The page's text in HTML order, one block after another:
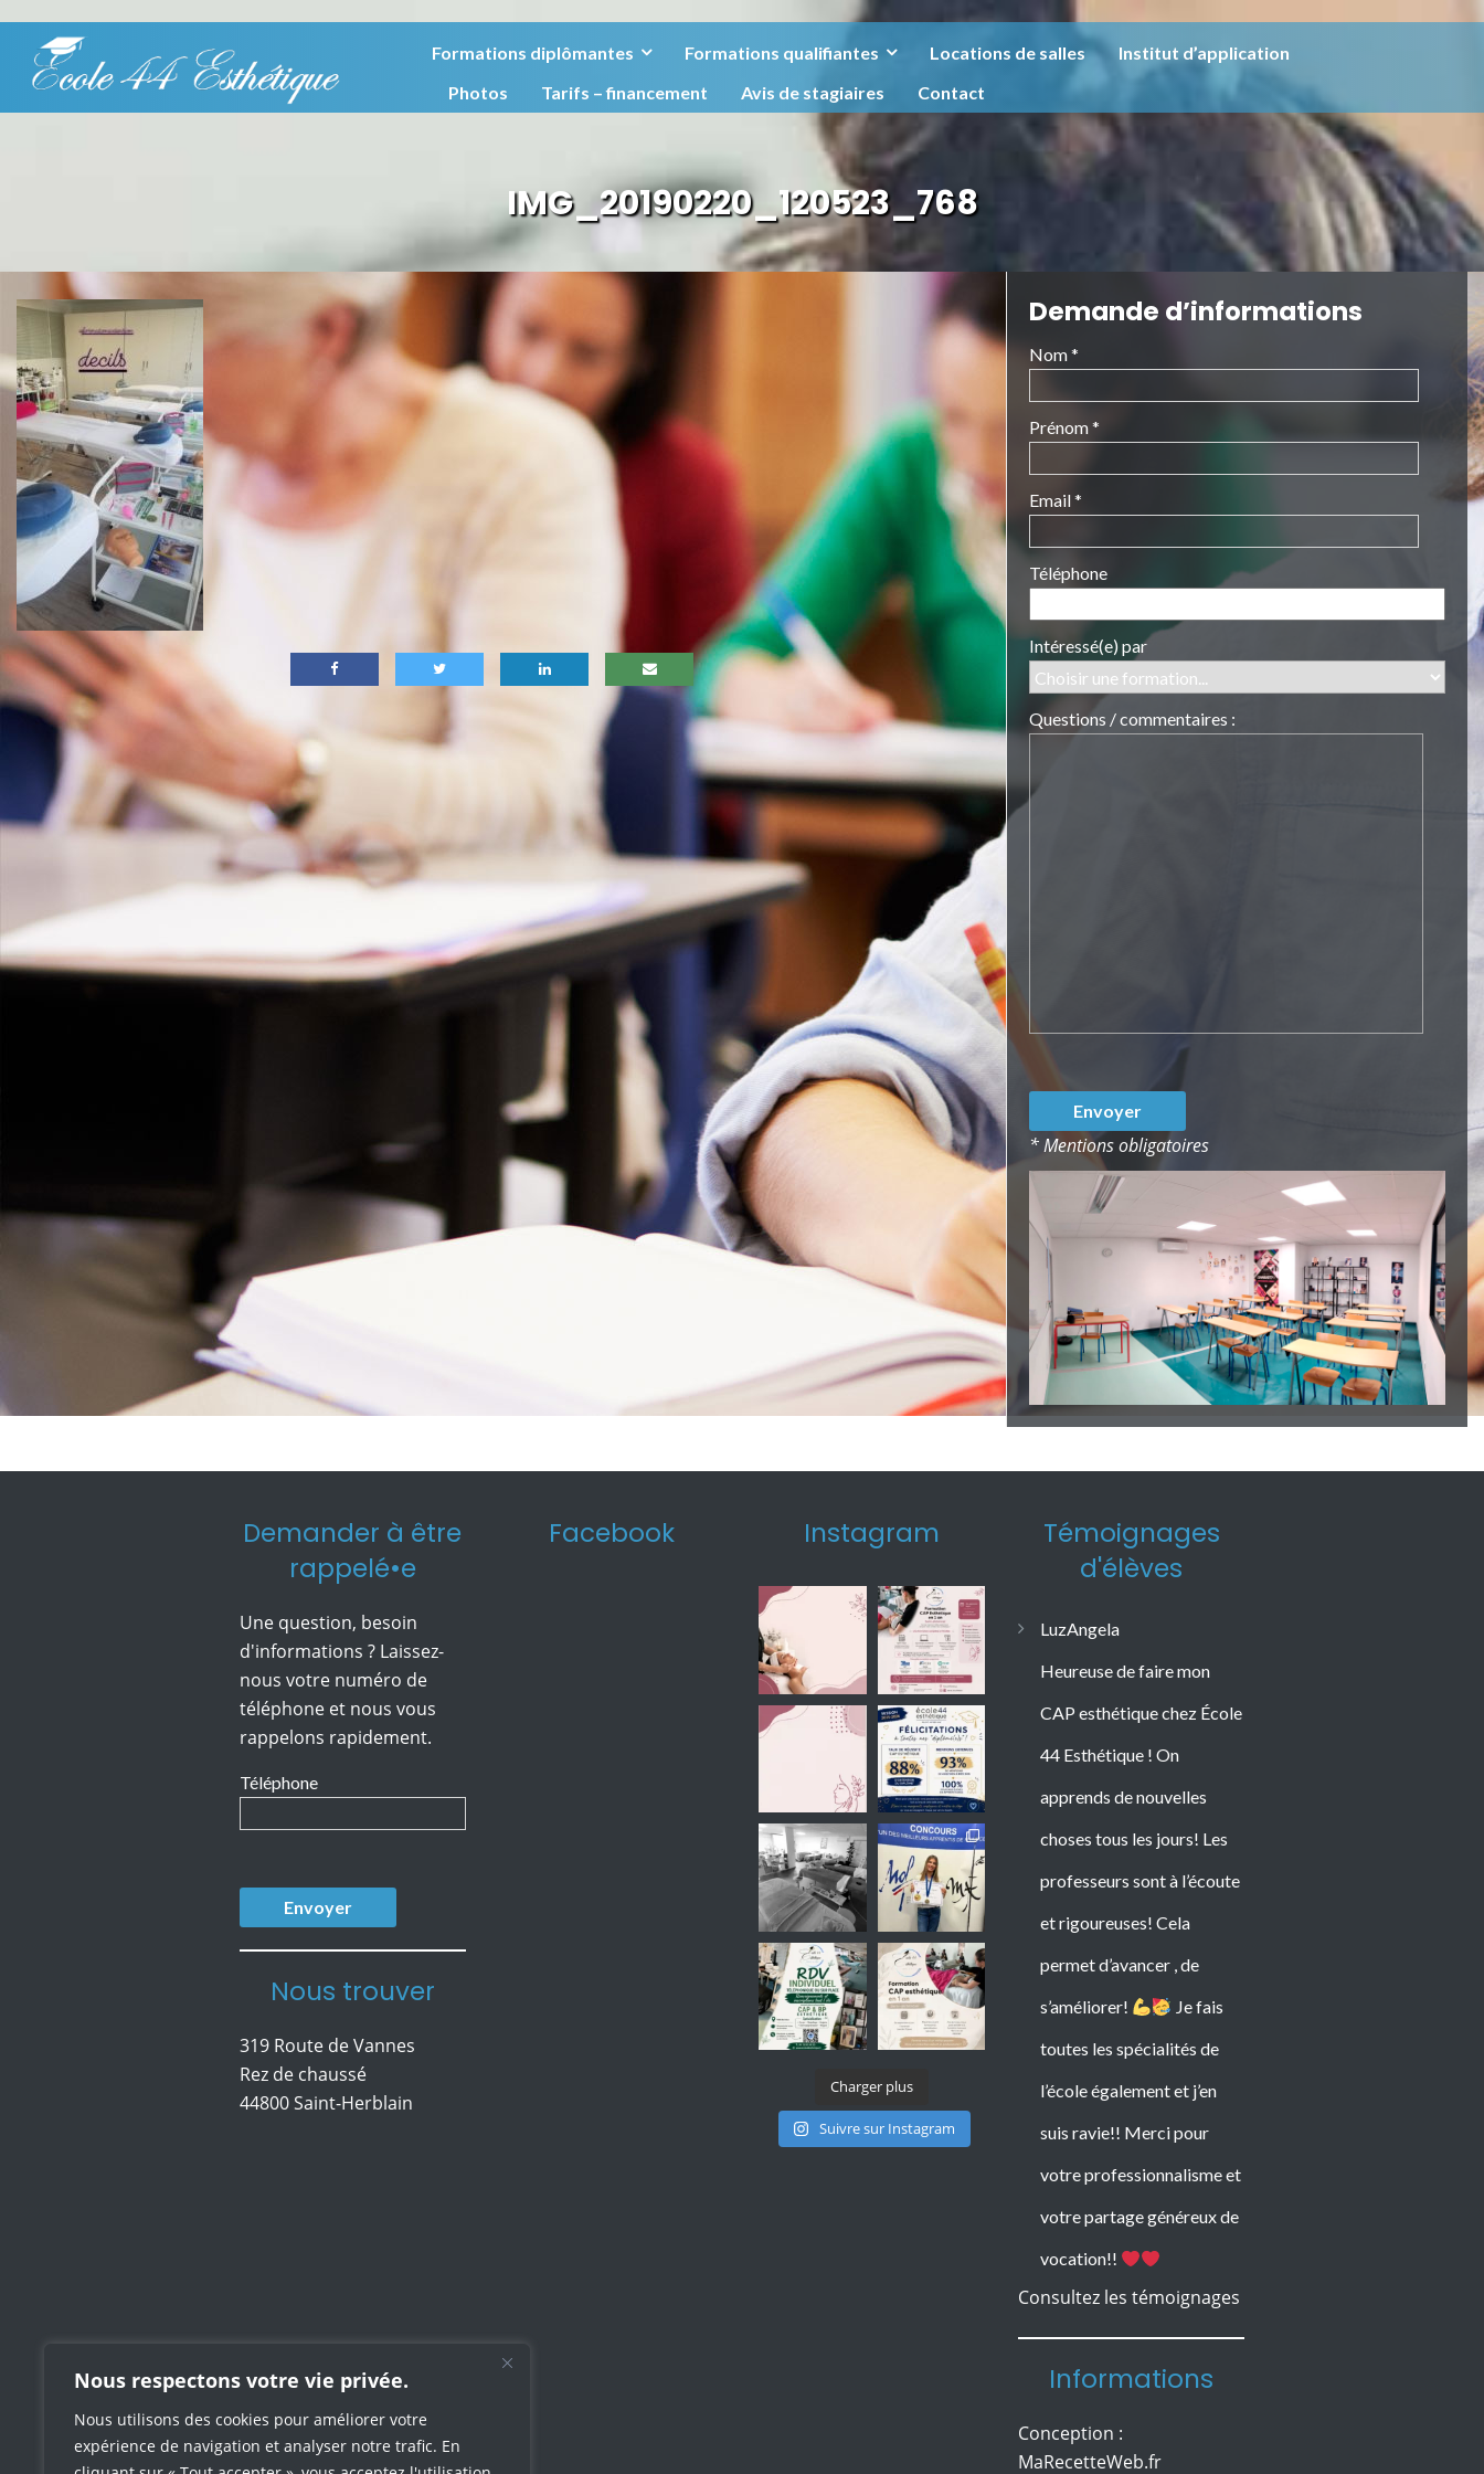
Nous respectons votre vie privée.
Nous utilisons des cookies pour améliorer votre
expérience de navigation et analyser notre trafic. En
Formations diplômantes Formations qualifiantes Locations de salles
Institut d’application
Photos
Tarifs – financement Avis de stagiaires Contact
IMG_20190220_120523_768
Demande d’informations
Nom *
Prénom *
Email *
Téléphone
Intéressé(e) par
Questions / commentaires :
* Mentions obligatoires
Demander à être
rappelé•e
Une question, besoin
d'informations ? Laissez-
nous votre numéro de
téléphone et nous vous
rappelons rapidement.
Téléphone
Nous trouver
319 Route de Vannes
Rez de chaussé
44800 Saint-Herblain
Facebook Instagram
Charger plus
Suivre sur Instagram
Témoignages
d'élèves
LuzAngela
Heureuse de faire mon
CAP esthétique chez École
44 Esthétique ! On
apprends de nouvelles
choses tous les jours! Les
professeurs sont à l’écoute
et rigoureuses! Cela
permet d’avancer , de
s’améliorer!
Je fais
toutes les spécialités de
l’école également et j’en
suis ravie!! Merci pour
votre professionnalisme et
votre partage généreux de
vocation!!
Herbreteau
accessible aux débutants,
Marina est une formation
Informations
Conception :
Mentions légales
Protection des Données
Esthétique